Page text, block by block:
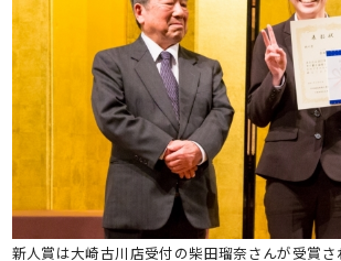
新人賞は大崎古川店受付の柴田瑠奈さんが受賞さ